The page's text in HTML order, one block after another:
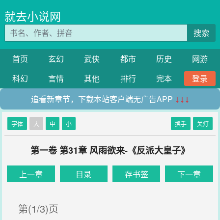
就去小说网
搜索
首页 玄幻 武侠 都市 历史
网游
科幻
言情 其他 排行 完本
登录
追看新章节，下载本站客户端无广告APP ↓↓↓
字体 大 中 小 换手 关灯
第一卷 第31章 风雨欲来-《反派大皇子》
上一章 目录 存书签 下一章
第(1/3)页